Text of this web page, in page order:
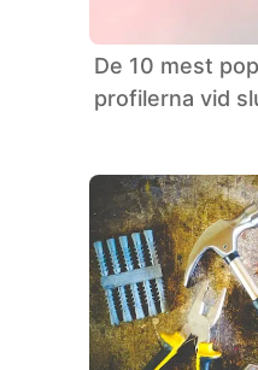
De 10 mest
profilerna vid